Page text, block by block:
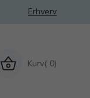
Erhverv
Kurv( 0)